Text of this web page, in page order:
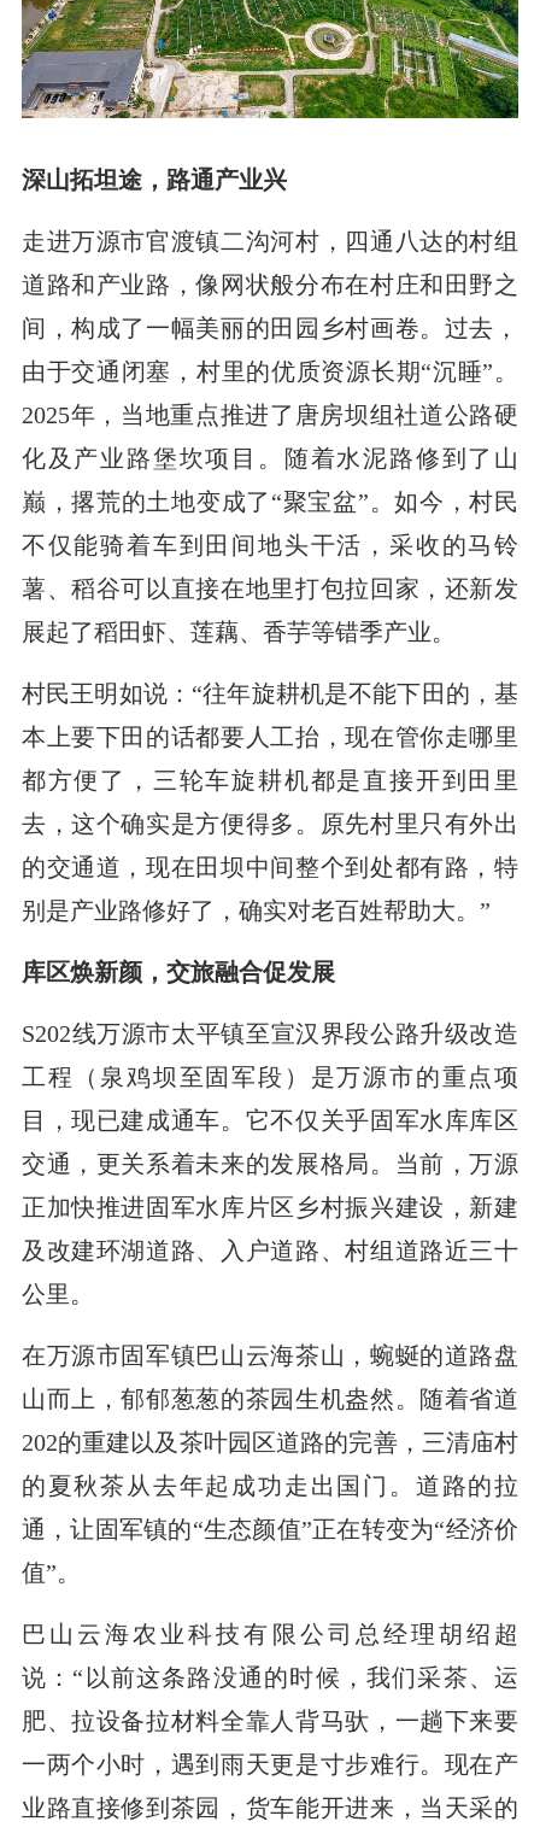
深山拓坦途，路通产业兴
走进万源市官渡镇二沟河村，四通八达的村组
道路和产业路，像网状般分布在村庄和田野之
间，构成了一幅美丽的田园乡村画卷。过去，
由于交通闭塞，村里的优质资源长期“沉睡”。
2025年，当地重点推进了唐房坝组社道公路硬
化及产业路堡坎项目。随着水泥路修到了山
巅，撂荒的土地变成了“聚宝盆”。如今，村民
不仅能骑着车到田间地头干活，采收的马铃
薯、稻谷可以直接在地里打包拉回家，还新发
展起了稻田虾、莲藕、香芋等错季产业。
村民王明如说：“往年旋耕机是不能下田的，基
本上要下田的话都要人工抬，现在管你走哪里
都方便了，三轮车旋耕机都是直接开到田里
去，这个确实是方便得多。原先村里只有外出
的交通道，现在田坝中间整个到处都有路，特
别是产业路修好了，确实对老百姓帮助大。”
库区焕新颜，交旅融合促发展
S202线万源市太平镇至宣汉界段公路升级改造
工程（泉鸡坝至固军段）是万源市的重点项
目，现已建成通车。它不仅关乎固军水库库区
交通，更关系着未来的发展格局。当前，万源
正加快推进固军水库片区乡村振兴建设，新建
及改建环湖道路、入户道路、村组道路近三十
公里。
在万源市固军镇巴山云海茶山，蜿蜒的道路盘
山而上，郁郁葱葱的茶园生机盎然。随着省道
202的重建以及茶叶园区道路的完善，三清庙村
的夏秋茶从去年起成功走出国门。道路的拉
通，让固军镇的“生态颜值”正在转变为“经济价
值”。
巴山云海农业科技有限公司总经理胡绍超
说：“以前这条路没通的时候，我们采茶、运
肥、拉设备拉材料全靠人背马驮，一趟下来要
一两个小时，遇到雨天更是寸步难行。现在产
业路直接修到茶园，货车能开进来，当天采的